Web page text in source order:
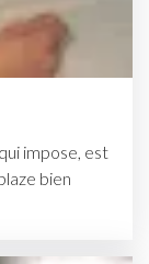
impose, est
bien